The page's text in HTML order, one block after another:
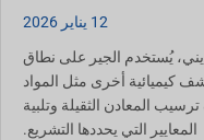
يُستخدم الجير على نطاق
أخرى مثل المواد
المعادن الثقيلة وتلبية
التي يحددها التشريع.